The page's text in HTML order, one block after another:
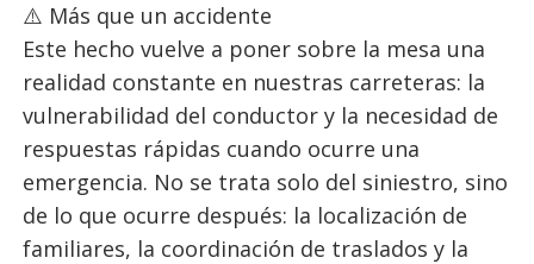
⚠️ Más que un accidente
Este hecho vuelve a poner sobre la mesa una
realidad constante en nuestras carreteras: la
vulnerabilidad del conductor y la necesidad de
respuestas rápidas cuando ocurre una
emergencia. No se trata solo del siniestro, sino
de lo que ocurre después: la localización de
familiares, la coordinación de traslados y la